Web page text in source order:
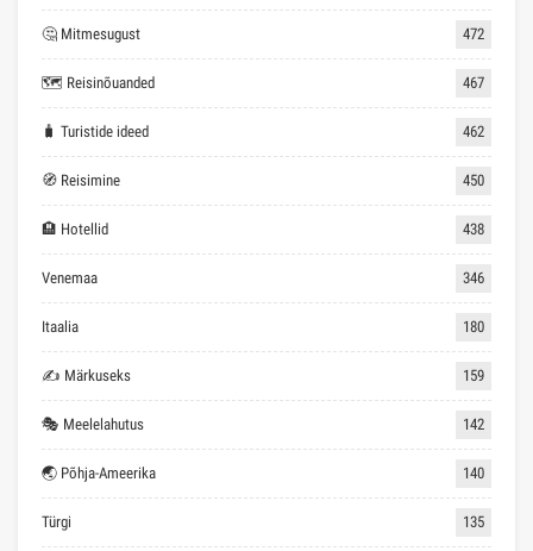
🤔 Mitmesugust 472
🗺 Reisinõuanded 467
🧳 Turistide ideed 462
🧭 Reisimine 450
🏨 Hotellid 438
Venemaa 346
Itaalia 180
✍ Märkuseks 159
🎭 Meelelahutus 142
🌏 Põhja-Ameerika 140
Türgi 135